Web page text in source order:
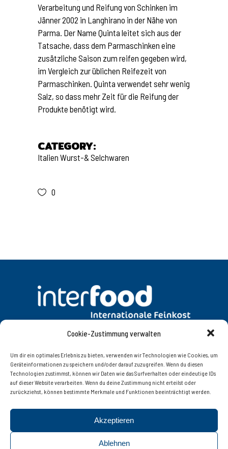
Cookie-Zustimmung verwalten
Um dir ein optimales Erlebnis zu bieten, verwenden wir Technologien wie Cookies, um
Geräteinformationen zu speichern und/oder darauf zuzugreifen. Wenn du diesen
Technologien zustimmst, können wir Daten wie das Surfverhalten oder eindeutige IDs
auf dieser Website verarbeiten. Wenn du deine Zustimmung nicht erteilst oder
zurückziehst, können bestimmte Merkmale und Funktionen beeinträchtigt werden.
Akzeptieren
Ablehnen
Verarbeitung und Reifung von Schinken im
Jänner 2002 in Langhirano in der Nähe von
Parma. Der Name Quinta leitet sich aus der
Tatsache, dass dem Parmaschinken eine
zusätzliche Saison zum reifen gegeben wird,
im Vergleich zur üblichen Reifezeit von
Parmaschinken. Quinta verwendet sehr wenig
Salz, so dass mehr Zeit für die Reifung der
Produkte benötigt wird.
CATEGORY:
Italien Wurst-& Selchwaren
0
KONTAKT IMPRESSUM
Innsbruckerstrasse 77, 6060 Hall in Tirol | Tel. +43 (0)
52 23 / 56 8 08 – 0 | Fax +43 (0) 52 23 / 56 8 08 – 20 |